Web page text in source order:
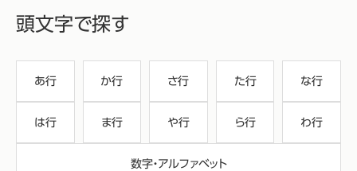
頭文字で探す
あ行 か行 さ行 た行 な行
は行 ま行 や行 ら行 わ行
数字・アルファベット